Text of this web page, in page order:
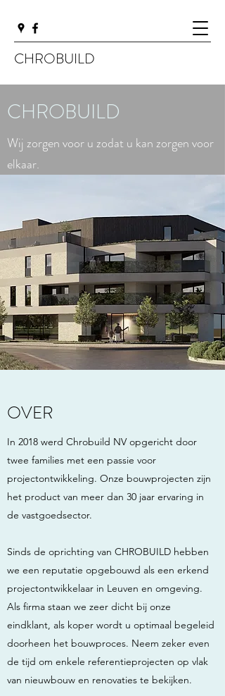
CHROBUILD
CHROBUILD
Wij zorgen voor u zodat u kan zorgen voor
elkaar.
OVER
In 2018 werd Chrobuild NV opgericht door
twee families met een passie voor
projectontwikkeling. Onze bouwprojecten zijn
het product van meer dan 30 jaar ervaring in
de vastgoedsector.
Sinds de oprichting van CHROBUILD hebben
we een reputatie opgebouwd als een erkend
projectontwikkelaar in Leuven en omgeving.
Als firma staan we zeer dicht bij onze
eindklant, als koper wordt u optimaal begeleid
doorheen het bouwproces. Neem zeker even
de tijd om enkele referentieprojecten op vlak
van nieuwbouw en renovaties te bekijken.